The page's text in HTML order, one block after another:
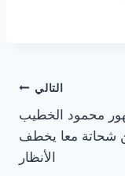
التالي
محمود الخطيب
شحاتة معا يخطف
الأنظار